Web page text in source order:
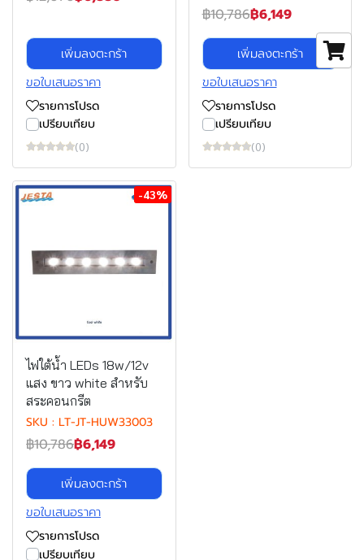
เพิ่มลงตะกร้า
ขอใบเสนอราคา
รายการโปรด
เปรียบเทียบ
(0)
฿10,786฿6,149
เพิ่มลงตะกร้า
ขอใบเสนอราคา
รายการโปรด
เปรียบเทียบ
(0)
-43%
ไฟใต้น้ำ LEDs 18w/12v
แสง ขาว white สำหรับ
สระคอนกรีต
SKU : LT-JT-HUW33003
฿10,786฿6,149
เพิ่มลงตะกร้า
ขอใบเสนอราคา
รายการโปรด
เปรียบเทียบ